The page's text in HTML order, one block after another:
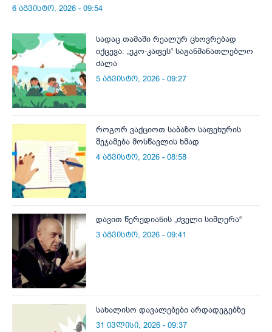
6 აგვისტო, 2026 - 09:54
სადაც თამაში რეალურ ცხოვრებად
იქცევა: „ეკო-კაფეს“ საგანმანათლებლო
ძალა
5 აგვისტო, 2026 - 09:27
როგორ ვაქციოთ საბაზო საფეხურის
შეჯამება მოსწავლის ხმად
4 აგვისტო, 2026 - 08:58
დავით წერედიანის „ძველი სიმღერა“
3 აგვისტო, 2026 - 09:41
სახალისო დავალებები არდადეგებზე
31 ივლისი, 2026 - 09:37